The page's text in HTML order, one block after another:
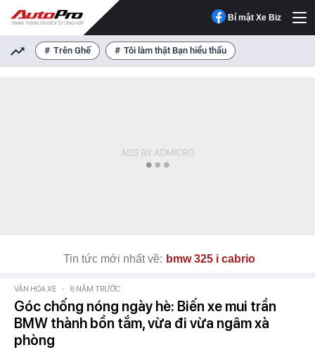
Bí mật Xe Biz
Trên Ghế Tôi làm thật Bạn hiểu thấu
Tin tức mới nhất về: bmw 325 i cabrio
VĂN HÓA XE - 8 NĂM TRƯỚC
Góc chống nóng ngày hè: Biến xe mui trần
BMW thành bồn tắm, vừa đi vừa ngâm xà
phòng